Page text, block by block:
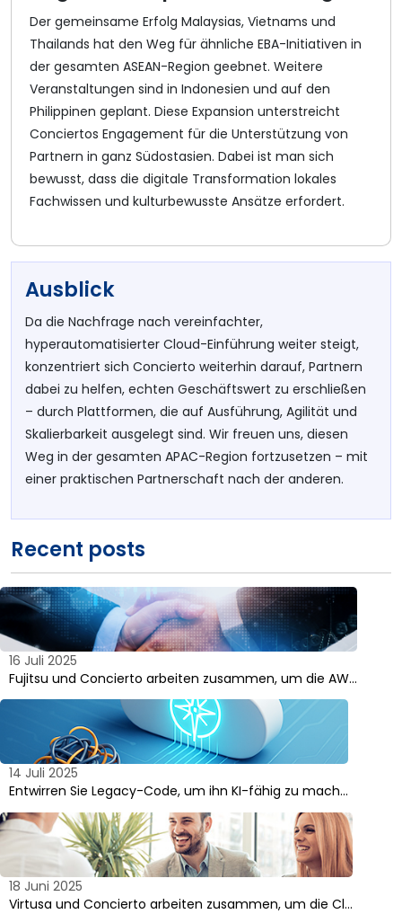
Der gemeinsame Erfolg Malaysias, Vietnams und
Thailands hat den Weg für ähnliche EBA-Initiativen in
der gesamten ASEAN-Region geebnet. Weitere
Veranstaltungen sind in Indonesien und auf den
Philippinen geplant. Diese Expansion unterstreicht
Conciertos Engagement für die Unterstützung von
Partnern in ganz Südostasien. Dabei ist man sich
bewusst, dass die digitale Transformation lokales
Fachwissen und kulturbewusste Ansätze erfordert.
Ausblick
Da die Nachfrage nach vereinfachter,
hyperautomatisierter Cloud-Einführung weiter steigt,
konzentriert sich Concierto weiterhin darauf, Partnern
dabei zu helfen, echten Geschäftswert zu erschließen
– durch Plattformen, die auf Ausführung, Agilität und
Skalierbarkeit ausgelegt sind. Wir freuen uns, diesen
Weg in der gesamten APAC-Region fortzusetzen – mit
einer praktischen Partnerschaft nach der anderen.
Recent posts
16 Juli 2025
Fujitsu und Concierto arbeiten zusammen, um die AW…
14 Juli 2025
Entwirren Sie Legacy-Code, um ihn KI-fähig zu mach…
18 Juni 2025
Virtusa und Concierto arbeiten zusammen, um die Cl…